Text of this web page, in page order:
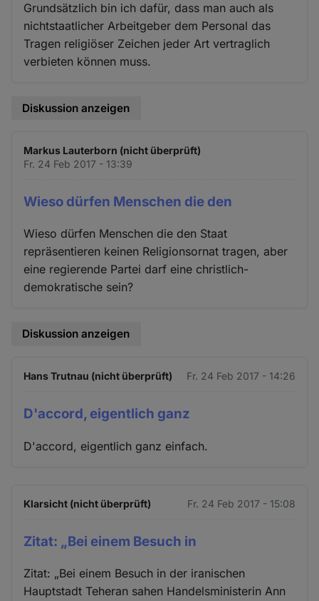
Grundsätzlich bin ich dafür, dass man auch als
nichtstaatlicher Arbeitgeber dem Personal das
Tragen religiöser Zeichen jeder Art vertraglich
verbieten können muss.
Diskussion anzeigen
Markus Lauterborn (nicht überprüft)
Fr. 24 Feb 2017 - 13:39
Wieso dürfen Menschen die den
Wieso dürfen Menschen die den Staat
repräsentieren keinen Religionsornat tragen, aber
eine regierende Partei darf eine christlich-
demokratische sein?
Diskussion anzeigen
Hans Trutnau (nicht überprüft) Fr. 24 Feb 2017 - 14:26
D'accord, eigentlich ganz
D'accord, eigentlich ganz einfach.
Klarsicht (nicht überprüft) Fr. 24 Feb 2017 - 15:08
Zitat: „Bei einem Besuch in
Zitat: „Bei einem Besuch in der iranischen
Hauptstadt Teheran sahen Handelsministerin Ann